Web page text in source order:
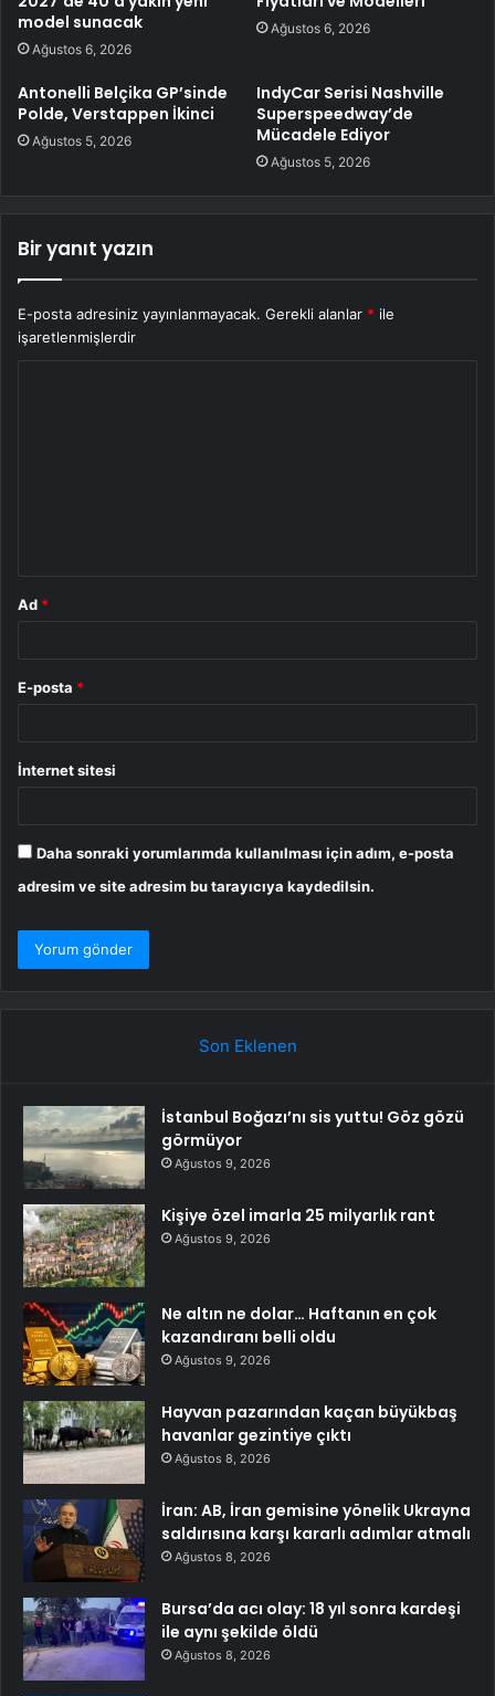
model sunacak
Ağustos 6, 2026
Ağustos 6, 2026
Antonelli Belçika GP’sinde
Polde, Verstappen İkinci
Ağustos 5, 2026
IndyCar Serisi Nashville
Superspeedway’de
Mücadele Ediyor
Ağustos 5, 2026
Bir yanıt yazın
E-posta adresiniz yayınlanmayacak. Gerekli alanlar * ile
işaretlenmişlerdir
Ad *
E-posta *
İnternet sitesi
Daha sonraki yorumlarımda kullanılması için adım, e-posta
adresim ve site adresim bu tarayıcıya kaydedilsin.
Son Eklenen
İstanbul Boğazı’nı sis yuttu! Göz gözü
görmüyor
Ağustos 9, 2026
Kişiye özel imarla 25 milyarlık rant
Ağustos 9, 2026
Ne altın ne dolar… Haftanın en çok
kazandıranı belli oldu
Ağustos 9, 2026
Hayvan pazarından kaçan büyükbaş
havanlar gezintiye çıktı
Ağustos 8, 2026
İran: AB, İran gemisine yönelik Ukrayna
saldırısına karşı kararlı adımlar atmalı
Ağustos 8, 2026
Bursa’da acı olay: 18 yıl sonra kardeşi
ile aynı şekilde öldü
Ağustos 8, 2026